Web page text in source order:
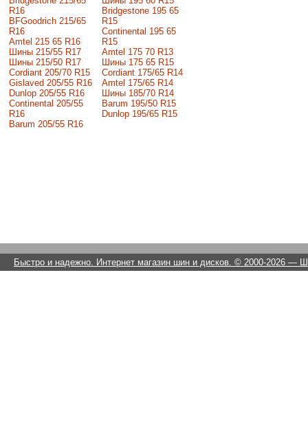
R16
BFGoodrich 215/65
R16
Amtel 215 65 R16
Шины 215/55 R17
Шины 215/50 R17
Сordiant 205/70 R15
Gislaved 205/55 R16
Dunlop 205/55 R16
Continental 205/55
R16
Barum 205/55 R16
Bridgestone 195 65
R15
Continental 195 65
R15
Amtel 175 70 R13
Шины 175 65 R15
Cordiant 175/65 R14
Amtel 175/65 R14
Шины 185/70 R14
Barum 195/50 R15
Dunlop 195/65 R15
Быстро и надежно. Интернет магазин шин и дисков. © 2000-2026 —